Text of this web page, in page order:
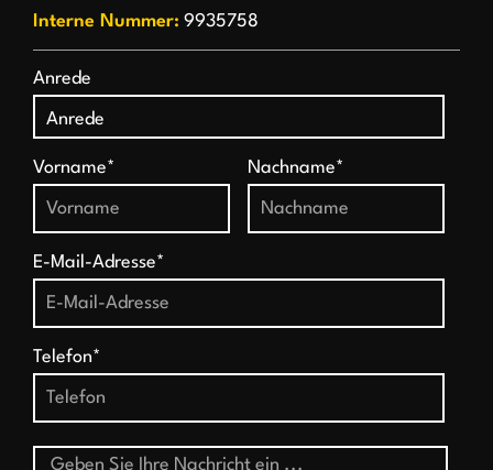
Interne Nummer: 9935758
Anrede
Vorname* Nachname*
E-Mail-Adresse*
Telefon*